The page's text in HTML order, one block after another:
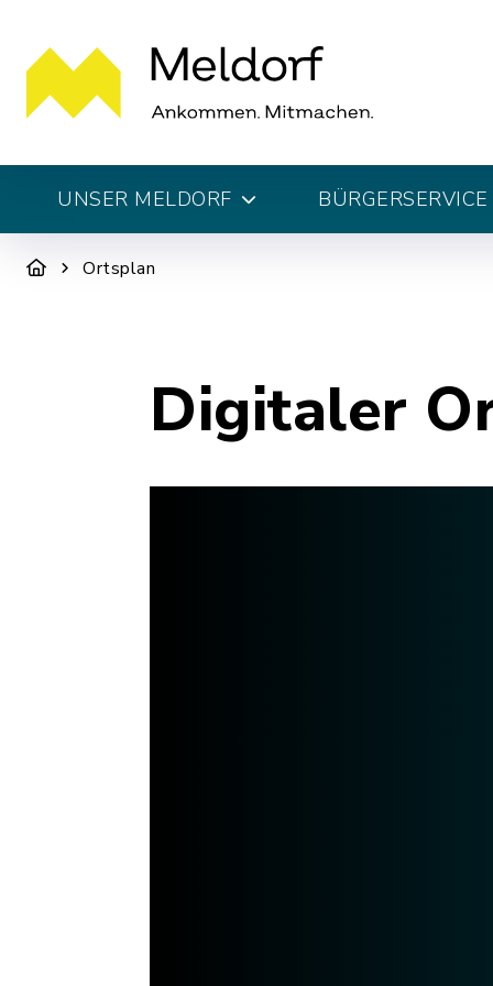
UNSER MELDORF
Ortsplan
Digitaler